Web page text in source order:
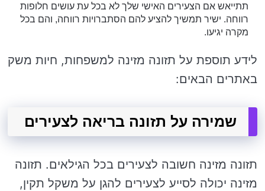
תתייאש אם הצעירים האישי שלך לא בכל עת עושים חלופות
רווחה. ישיר תמשיך להציע להם הסתברויות רווחה, והם בכל
מקרה יגיעו.
לידע תוספת על תזונה מזינה למשפחות, חיות משק
באתרים הבאים:
שמירה על תזונה בריאה לצעירים
תזונה מזינה חשובה לצעירים בכל הגילאים. תזונה
מזינה יכולה לסייע לצעירים להגן על משקל תקין,